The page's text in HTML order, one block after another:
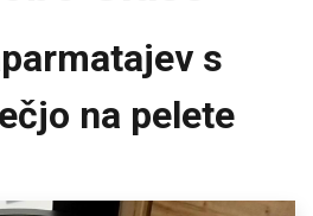
s
na pelete